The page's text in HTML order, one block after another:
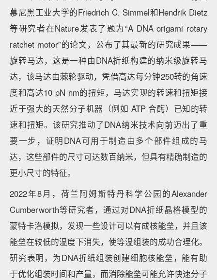
慕尼黑工业大学的Friedrich C. Simmel和Hendrik Dietz
等研究者在Nature发表了题为“A DNA origami rotary
ratchet motor”的论文，公布了其最新的研究成果——
旋转马达，这是一种由DNA折纸构建的纳米级旋转马
达，该马达由棘轮驱动，凭借高达每分钟250转的角速
度和高达10 pN nm的扭矩，马达实现的转速和扭矩接
近于强大的天然分子机器（例如 ATP 合酶）已知的转
速和扭矩。该研究推动了DNA纳米技术向前迈出了重
要一步，证明DNA可用于制造由多个部件组成的马
达，这些部件的尺寸可达数百纳米，但具有精确制造的
更小尺寸的特征。
2022年8月，荷兰阿姆斯特丹科学公园的Alexander
Cumberworth等研究者，通过对DNA折纸晶格模型的
蒙特卡洛模拟，发现一些设计可以有成核能垒，并且该
能垒在较低的温度下消失，使等温组装的成功合理化。
研究表明，为DNA折纸组装创建细胞核能垒，能有助
于优化组装时间和产量，而消除能垒可能允许快速分子